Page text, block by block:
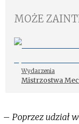
MOŻE
Wydarzenia
Mistrzostwa
– Poprzez udział